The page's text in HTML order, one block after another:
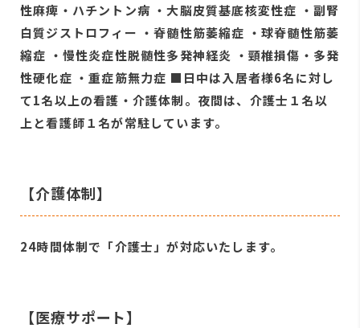
性麻痺・ハチントン病 ・大脳皮質基底核変性症 ・副腎
白質ジストロフィー ・脊髄性筋萎縮症 ・球脊髄性筋萎
縮症 ・慢性炎症性脱髄性多発神経炎 ・頸椎損傷・多発
性硬化症 ・重症筋無力症 ■日中は入居者様6名に対し
て1名以上の看護・介護体制。夜間は、介護士１名以
上と看護師１名が常駐しています。
【介護体制】
24時間体制で「介護士」が対応いたします。
【医療サポート】